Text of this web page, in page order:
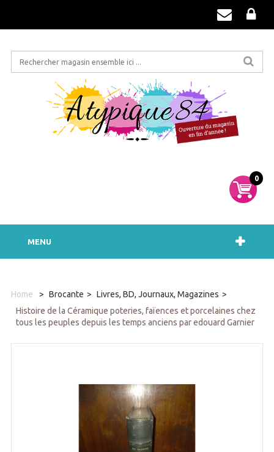
0
MENU
Home > Brocante > Livres, BD, Journaux, Magazines >
Histoire de la Céramique poteries, faïences et porcelaines chez
tous les peuples depuis les temps anciens par edouard Garnier